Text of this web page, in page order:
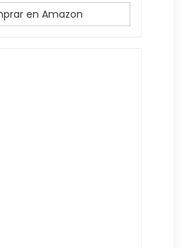
en Amazon